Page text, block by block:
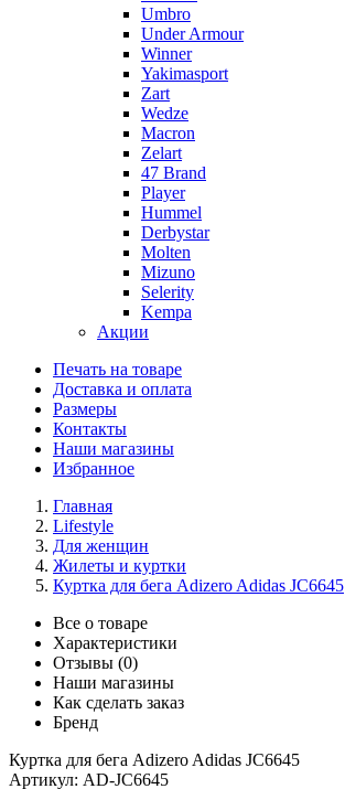
Umbro
Under Armour
Winner
Yakimasport
Zart
Wedze
Macron
Zelart
47 Brand
Player
Hummel
Derbystar
Molten
Mizuno
Selerity
Kempa
Акции
Печать на товаре
Доставка и оплата
Размеры
Контакты
Наши магазины
Избранное
Главная
Lifestyle
Для женщин
Жилеты и куртки
Куртка для бега Adizero Adidas JC6645
Все о товаре
Характеристики
Отзывы (0)
Наши магазины
Как сделать заказ
Бренд
Куртка для бега Adizero Adidas JC6645
Артикул: AD-JC6645